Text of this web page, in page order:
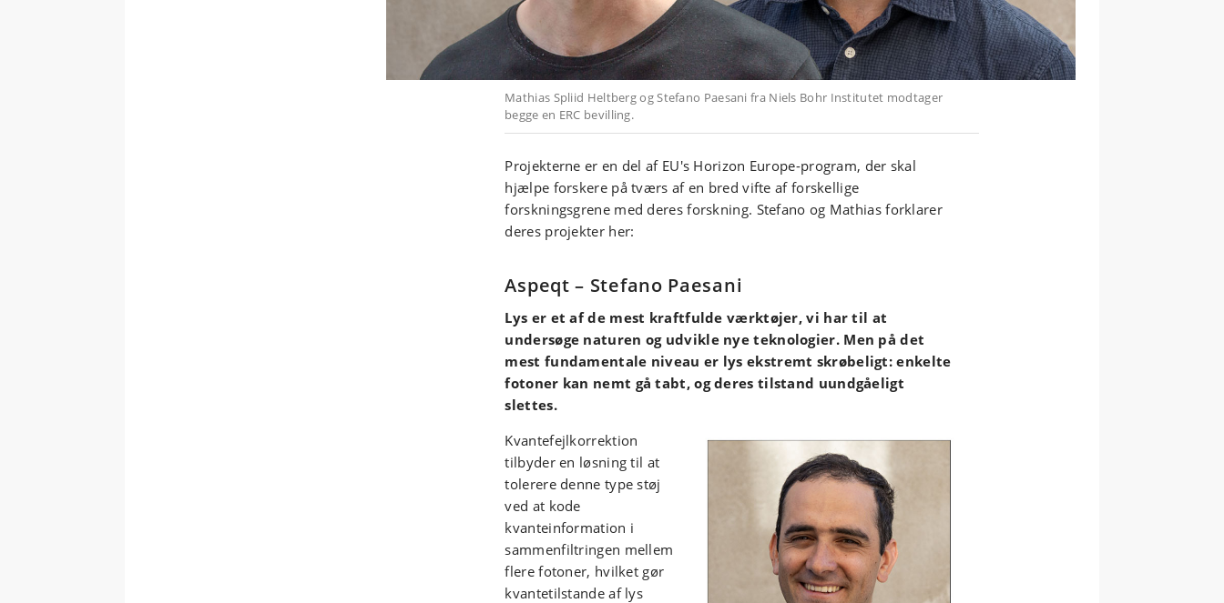
Mathias Spliid Heltberg og Stefano Paesani fra Niels Bohr Institutet modtager
begge en ERC bevilling.
Projekterne er en del af EU's Horizon Europe-program, der skal
hjælpe forskere på tværs af en bred vifte af forskellige
forskningsgrene med deres forskning. Stefano og Mathias forklarer
deres projekter her:
Aspeqt – Stefano Paesani
Lys er et af de mest kraftfulde værktøjer, vi har til at
undersøge naturen og udvikle nye teknologier. Men på det
mest fundamentale niveau er lys ekstremt skrøbeligt: enkelte
fotoner kan nemt gå tabt, og deres tilstand uundgåeligt
slettes.
Kvantefejlkorrektion
tilbyder en løsning til at
tolerere denne type støj
ved at kode
kvanteinformation i
sammenfiltringen mellem
flere fotoner, hvilket gør
kvantetilstande af lys